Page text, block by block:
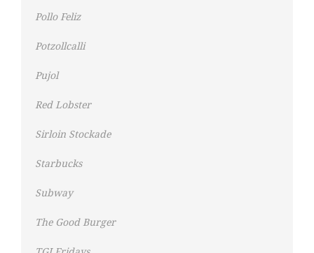
Pollo Feliz
Potzollcalli
Pujol
Red Lobster
Sirloin Stockade
Starbucks
Subway
The Good Burger